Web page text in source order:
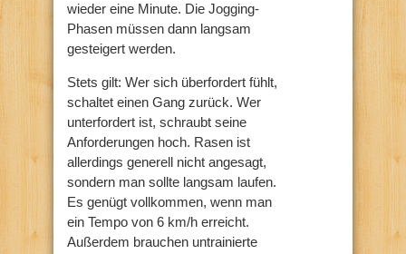
wieder eine Minute. Die Jogging-
Phasen müssen dann langsam
gesteigert werden.
Stets gilt: Wer sich überfordert fühlt,
schaltet einen Gang zurück. Wer
unterfordert ist, schraubt seine
Anforderungen hoch. Rasen ist
allerdings generell nicht angesagt,
sondern man sollte langsam laufen.
Es genügt vollkommen, wenn man
ein Tempo von 6 km/h erreicht.
Außerdem brauchen untrainierte